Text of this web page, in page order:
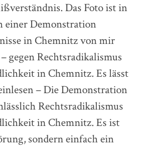
Das Foto ist in
einer Demonstration
in Chemnitz von mir
gegen Rechtsradikalismus
in Chemnitz. Es lässt
– Die Demonstration
Rechtsradikalismus
in Chemnitz. Es ist
sondern einfach ein